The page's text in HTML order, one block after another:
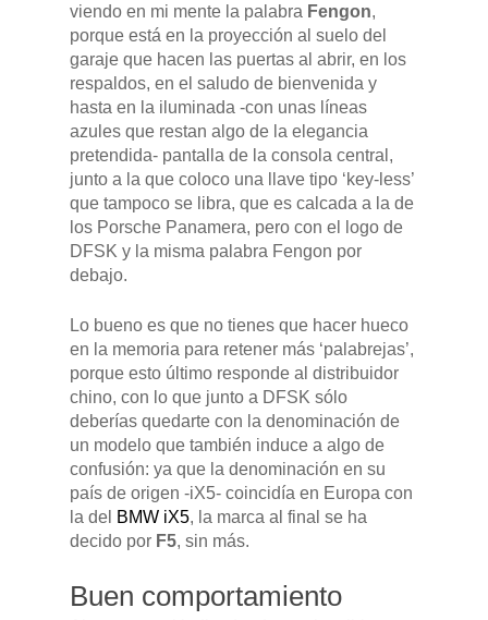
viendo en mi mente la palabra Fengon,
porque está en la proyección al suelo del
garaje que hacen las puertas al abrir, en los
respaldos, en el saludo de bienvenida y
hasta en la iluminada -con unas líneas
azules que restan algo de la elegancia
pretendida- pantalla de la consola central,
junto a la que coloco una llave tipo ‘key-less’
que tampoco se libra, que es calcada a la de
los Porsche Panamera, pero con el logo de
DFSK y la misma palabra Fengon por
debajo.
Lo bueno es que no tienes que hacer hueco
en la memoria para retener más ‘palabrejas’,
porque esto último responde al distribuidor
chino, con lo que junto a DFSK sólo
deberías quedarte con la denominación de
un modelo que también induce a algo de
confusión: ya que la denominación en su
país de origen -iX5- coincidía en Europa con
la del BMW iX5, la marca al final se ha
decido por F5, sin más.
Buen comportamiento